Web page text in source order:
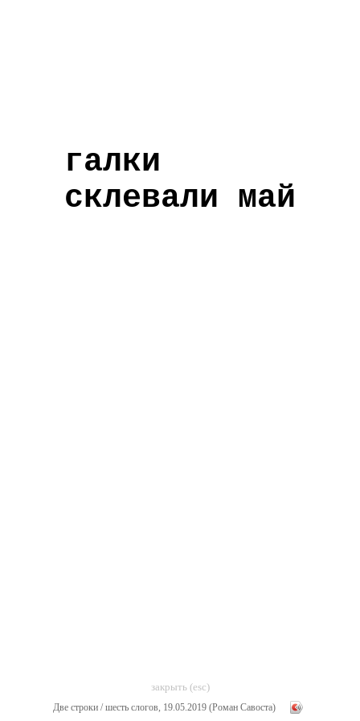
галки
склевали май
закрыть (esc)
Две строки / шесть слогов, 19.05.2019 (Роман Савоста)